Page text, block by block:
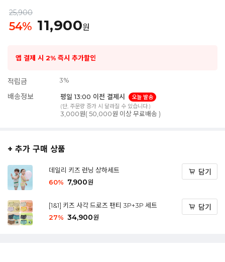
25,900
54% 11,900원
앱 결제 시 2% 즉시 추가할인
적립금 3%
배송정보 평일 13:00 이전 결제시
오늘 발송
(단, 주문량 증가 시 달라질 수 있습니다.)
3,000원( 50,000원 이상 무료배송 )
+ 추가 구매 상품
데일리 키즈 런닝 상하세트
60% 7,900원
담기
[1&1] 키즈 사각 드로즈 팬티 3P+3P 세트
27% 34,900원
담기